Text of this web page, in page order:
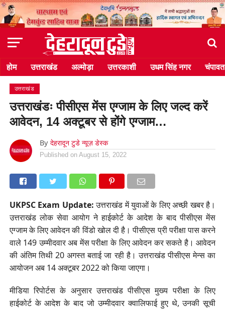
होम उत्तराखंड अल्मोड़ा उत्तरकाशी उधम सिंह नगर चंपावत
उत्तराखंड
उत्तराखंडः पीसीएस मेंस एग्जाम के लिए जल्द करें
आवेदन, 14 अक्टूबर से होंगे एग्जाम…
By देहरादून टुडे न्यूज़ डेस्क
Published on August 15, 2022
UKPSC Exam Update:उत्तराखंड में युवाओं के लिए अच्छी खबर है।
उत्तराखंड लोक सेवा आयोग ने हाईकोर्ट के आदेश के बाद पीसीएस मेंस
एग्जाम के लिए आवेदन की विंडो खोल दी है। पीसीएस प्री परीक्षा पास करने
वाले 149 उम्मीदवार अब मेंस परीक्षा के लिए आवेदन कर सकते है। आवेदन
की अंतिम तिथी 20 अगस्त बताई जा रही है। उत्तराखंड पीसीएस मेन्स का
आयोजन अब 14 अक्टूबर 2022 को किया जाएगा।
मीडिया रिपोर्टस के अनुसार उत्तराखंड पीसीएस मुख्य परीक्षा के लिए
हाईकोर्ट के आदेश के बाद जो उम्मीदवार क्वालिफाई हुए थे, उनकी सूची